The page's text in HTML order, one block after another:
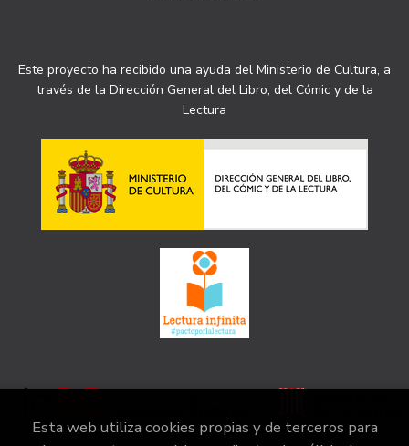
Este proyecto ha recibido una ayuda del Ministerio de Cultura, a
través de la Dirección General del Libro, del Cómic y de la
Lectura
Esta web utiliza cookies propias y de terceros para